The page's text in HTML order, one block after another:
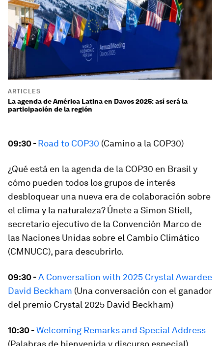
ARTICLES
La agenda de América Latina en Davos 2025: así será la
participación de la región
09:30 -Road to COP30 (Camino a la COP30)
¿Qué está en la agenda de la COP30 en Brasil y
cómo pueden todos los grupos de interés
desbloquear una nueva era de colaboración sobre
el clima y la naturaleza? Únete a Simon Stiell,
secretario ejecutivo de la Convención Marco de
las Naciones Unidas sobre el Cambio Climático
(CMNUCC), para descubrirlo.
09:30 -A Conversation with 2025 Crystal Awardee
David Beckham (Una conversación con el ganador
del premio Crystal 2025 David Beckham)
10:30 -Welcoming Remarks and Special Address
(Palabras de bienvenida y discurso especial)